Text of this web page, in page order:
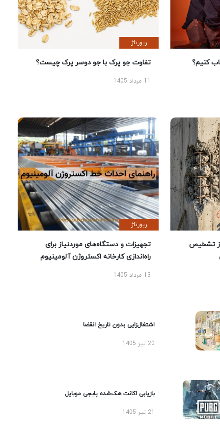
کنیم؟
رپورتاژ
تفاوت جو پرک با جو دوسر پرک چیست؟
تشخیص
رپورتاژ
تجهیزات و دستگاه‌های موردنیاز برای
راه‌اندازی کارخانه اکستروژن آلومینیوم
13 مرداد 1405
اشتغال‌زایی بدون تاریخ انقضا
20 تیر 1405
بازیابی اکانت هک‌شده پابجی موبایل